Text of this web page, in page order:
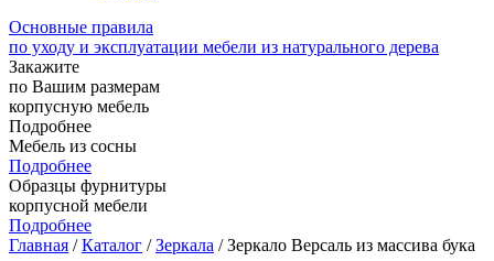
Основные правила
по уходу и эксплуатации мебели из натурального дерева
Закажите
по Вашим размерам
корпусную мебель
Подробнее
Мебель из сосны
Подробнее
Образцы фурнитуры
корпусной мебели
Подробнее
Главная /Каталог /Зеркала / Зеркало Версаль из массива бука